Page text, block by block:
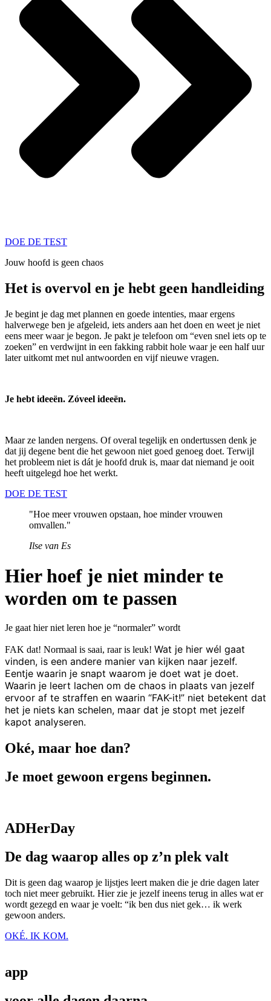
DOE DE TEST
Jouw hoofd is geen chaos
Het is overvol en je hebt geen handleiding
Je begint je dag met plannen en goede intenties, maar ergens
halverwege ben je afgeleid, iets anders aan het doen en weet je niet
eens meer waar je begon. Je pakt je telefoon om “even snel iets op te
zoeken” en verdwijnt in een fakking rabbit hole waar je een half uur
later uitkomt met nul antwoorden en vijf nieuwe vragen.
Je hebt ideeën. Zóveel ideeën.
Maar ze landen nergens. Of overal tegelijk en ondertussen denk je
dat jij degene bent die het gewoon niet goed genoeg doet. Terwijl
het probleem niet is dát je hoofd druk is, maar dat niemand je ooit
heeft uitgelegd hoe het werkt.
DOE DE TEST
"Hoe meer vrouwen opstaan, hoe minder vrouwen
omvallen."
Ilse van Es
Hier hoef je niet minder te
worden om te passen
Je gaat hier niet leren hoe je “normaler” wordt
FAK dat! Normaal is saai, raar is leuk! Wat je hier wél gaat
vinden, is een andere manier van kijken naar jezelf.
Eentje waarin je snapt waarom je doet wat je doet.
Waarin je leert lachen om de chaos in plaats van jezelf
ervoor af te straffen en waarin “FAK-it!” niet betekent dat
het je niets kan schelen, maar dat je stopt met jezelf
kapot analyseren.
Oké, maar hoe dan?
Je moet gewoon ergens beginnen.
ADHerDay
De dag waarop alles op z’n plek valt
Dit is geen dag waarop je lijstjes leert maken die je drie dagen later
toch niet meer gebruikt. Hier zie je jezelf ineens terug in alles wat er
wordt gezegd en waar je voelt: “ik ben dus niet gek… ik werk
gewoon anders.
OKÉ. IK KOM.
app